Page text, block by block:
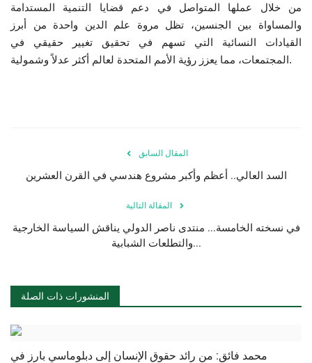
French Arabic
من خلال عملها المتواصل في دعم قضايا التنمية المستدامة
والمساواة بين الجنسين، تظل مروة علم الدين واحدة من أبرز
القيادات النسائية التي تسهم في تحقيق تغيير حقيقي في
المجتمعات، مما يعزز رؤية الأمم المتحدة لعالم أكثر عدلاً وشمولية.
المقال السابق
السد العالي.. أعظم وأكبر مشروع هندسي في القرن العشرين
المقالة التالية
في نسخته الخامسة... منتدى ناصر الدولي يناقش السياسة الخارجية
والتطلعات الشبابية...
المنشورات ذات الصلة
محمد فائق: من رائد حقوق الإنسان إلى دبلوماسي بارز في